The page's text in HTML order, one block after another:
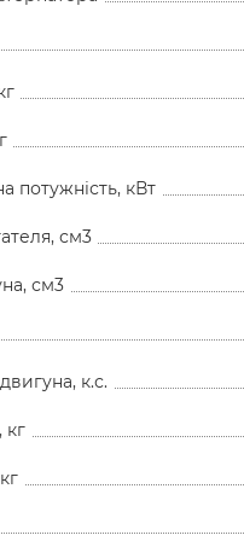
потужність, кВт
см3
см3
к.с.
кг